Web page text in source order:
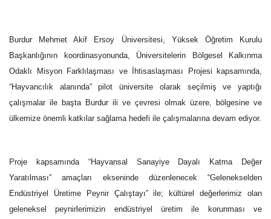
Burdur Mehmet Akif Ersoy Üniversitesi, Yüksek Öğretim Kurulu
Başkanlığının koordinasyonunda, Üniversitelerin Bölgesel Kalkınma
Odaklı Misyon Farklılaşması ve İhtisaslaşması Projesi kapsamında,
“Hayvancılık alanında” pilot üniversite olarak seçilmiş ve yaptığı
çalışmalar ile başta Burdur ili ve çevresi olmak üzere, bölgesine ve
ülkemize önemli katkılar sağlama hedefi ile çalışmalarına devam ediyor.
Proje kapsamında “Hayvansal Sanayiye Dayalı Katma Değer
Yaratılması” amaçları ekseninde düzenlenecek “Gelenekselden
Endüstriyel Üretime Peynir Çalıştayı” ile;
kültürel değerlerimiz olan
geleneksel peynirlerimizin endüstriyel üretim ile korunması ve